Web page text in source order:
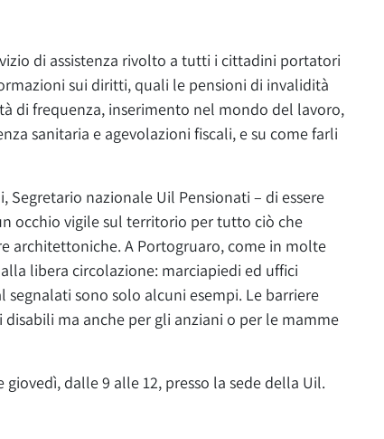
di assistenza rivolto a tutti i cittadini portatori
sui diritti, quali le pensioni di invalidità
di frequenza, inserimento nel mondo del lavoro,
sanitaria e agevolazioni fiscali, e su come farli
nazionale Uil Pensionati – di essere
occhio vigile sul territorio per tutto ciò che
architettoniche. A Portogruaro, come in molte
libera circolazione: marciapiedi ed uffici
segnalati sono solo alcuni esempi. Le barriere
ma anche per gli anziani o per le mamme
dalle 9 alle 12, presso la sede della Uil.